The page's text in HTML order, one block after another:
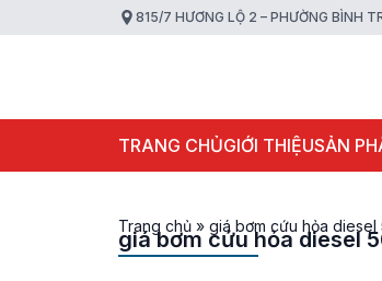
815/7 HƯƠNG LỘ 2 – PHƯỜNG BÌNH
TRANG CHỦGIỚI THIỆUSẢN
Trang chủ » giá bơm cứu hỏa diesel
giá bơm cứu hỏa diesel